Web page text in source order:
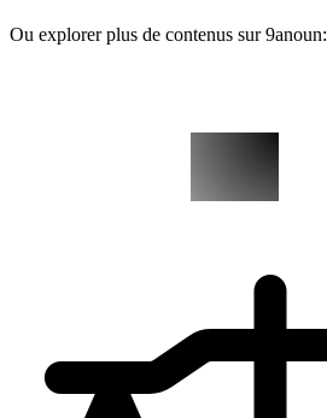
Ou explorer plus de contenus sur 9anoun: